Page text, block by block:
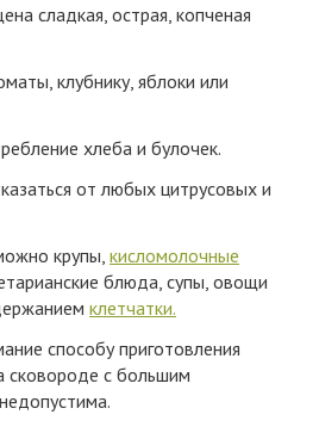
сладкая, острая, копченая
клубнику, яблоки или
хлеба и булочек.
от любых цитрусовых и
крупы, кисломолочные
блюда, супы, овощи
клетчатки.
способу приготовления
сковороде с большим